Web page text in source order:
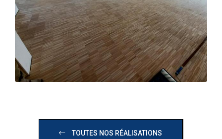
TOUTES NOS RÉALISATIONS